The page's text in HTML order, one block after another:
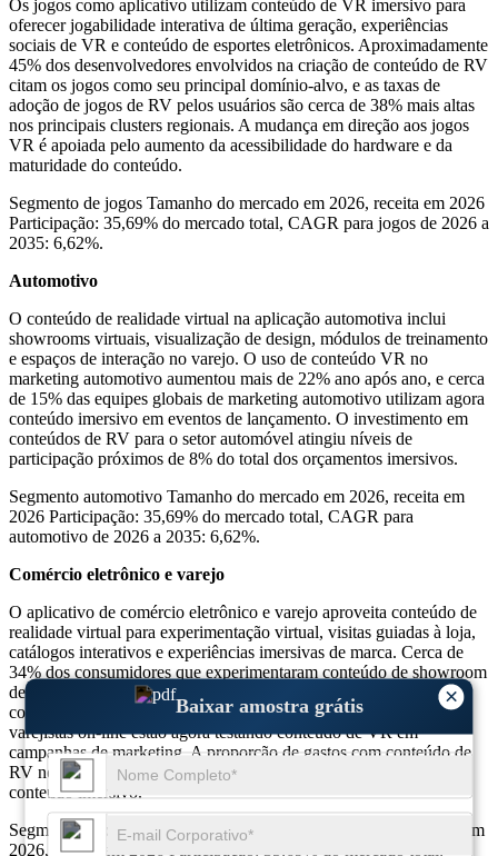
×
Baixar amostra grátis
Os jogos como aplicativo utilizam conteúdo de VR imersivo para
oferecer jogabilidade interativa de última geração, experiências
sociais de VR e conteúdo de esportes eletrônicos. Aproximadamente
45% dos desenvolvedores envolvidos na criação de conteúdo de RV
citam os jogos como seu principal domínio-alvo, e as taxas de
adoção de jogos de RV pelos usuários são cerca de 38% mais altas
nos principais clusters regionais. A mudança em direção aos jogos
VR é apoiada pelo aumento da acessibilidade do hardware e da
maturidade do conteúdo.
Segmento de jogos Tamanho do mercado em 2026, receita em 2026
Participação: 35,69% do mercado total, CAGR para jogos de 2026 a
2035: 6,62%.
Automotivo
O conteúdo de realidade virtual na aplicação automotiva inclui
showrooms virtuais, visualização de design, módulos de treinamento
e espaços de interação no varejo. O uso de conteúdo VR no
marketing automotivo aumentou mais de 22% ano após ano, e cerca
de 15% das equipes globais de marketing automotivo utilizam agora
conteúdo imersivo em eventos de lançamento. O investimento em
conteúdos de RV para o setor automóvel atingiu níveis de
participação próximos de 8% do total dos orçamentos imersivos.
Segmento automotivo Tamanho do mercado em 2026, receita em
2026 Participação: 35,69% do mercado total, CAGR para
automotivo de 2026 a 2035: 6,62%.
Comércio eletrônico e varejo
O aplicativo de comércio eletrônico e varejo aproveita conteúdo de
realidade virtual para experimentação virtual, visitas guiadas à loja,
catálogos interativos e experiências imersivas de marca. Cerca de
34% dos consumidores que experimentaram conteúdo de showroom
de VR relataram maior intenção de compra em comparação com
compradores que não usam VR, e aproximadamente 25% dos
varejistas on-line estão agora testando conteúdo de VR em
campanhas de marketing. A proporção de gastos com conteúdo de
RV no varejo é de aproximadamente 10% do orçamento total de
conteúdo imersivo.
Segmento de comércio eletrônico e varejo Tamanho do mercado em
2026, receita em 2026 Participação: 35,69% do mercado total,